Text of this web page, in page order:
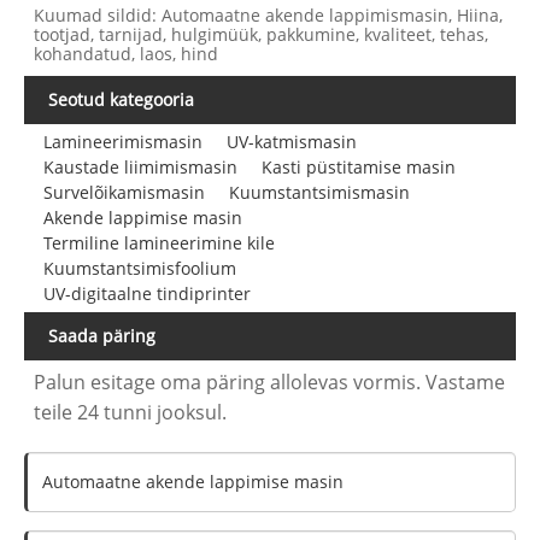
Kuumad sildid: Automaatne akende lappimismasin, Hiina,
tootjad, tarnijad, hulgimüük, pakkumine, kvaliteet, tehas,
kohandatud, laos, hind
Seotud kategooria
Lamineerimismasin
UV-katmismasin
Kaustade liimimismasin
Kasti püstitamise masin
Survelõikamismasin
Kuumstantsimismasin
Akende lappimise masin
Termiline lamineerimine kile
Kuumstantsimisfoolium
UV-digitaalne tindiprinter
Saada päring
Palun esitage oma päring allolevas vormis. Vastame
teile 24 tunni jooksul.